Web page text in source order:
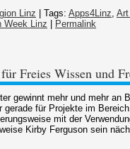
Linz | Tags: Apps4Linz,
Week Linz Permalink
Freies Wissen und
gewinnt mehr und mehr an
gerade für Projekte im
mit der
Kirby Ferguson sein